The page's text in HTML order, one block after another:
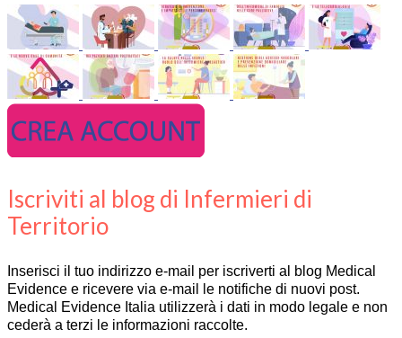
Iscriviti al blog di Infermieri di
Territorio
Inserisci il tuo indirizzo e-mail per iscriverti al blog Medical
Evidence e ricevere via e-mail le notifiche di nuovi post.
Medical Evidence Italia utilizzerà i dati in modo legale e non
cederà a terzi le informazioni raccolte.